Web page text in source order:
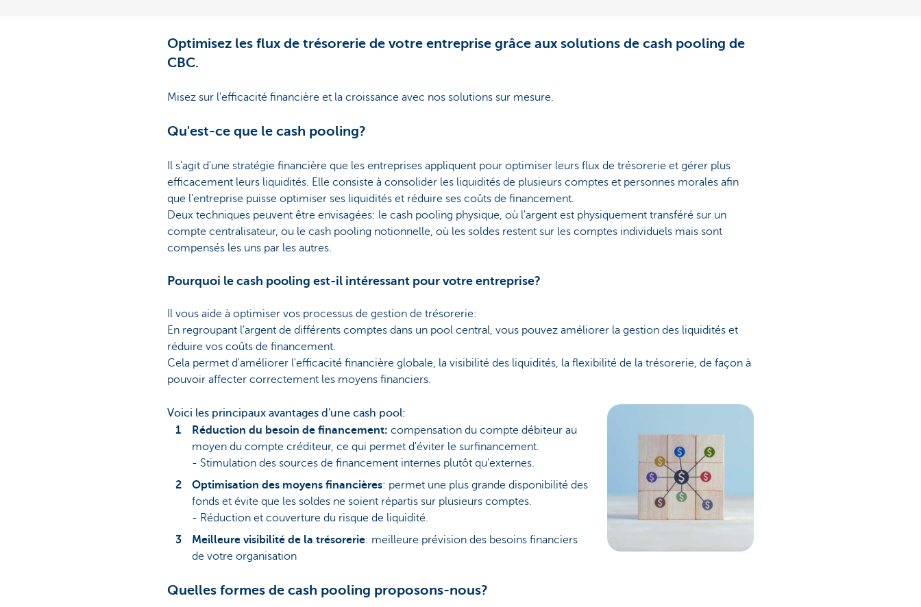
Optimisez les flux de trésorerie de votre entreprise grâce aux solutions de cash pooling de
CBC.
Misez sur l'efficacité financière et la croissance avec nos solutions sur mesure.
Qu'est-ce que le cash pooling?
Il s'agit d'une stratégie financière que les entreprises appliquent pour optimiser leurs flux de trésorerie et gérer plus
efficacement leurs liquidités. Elle consiste à consolider les liquidités de plusieurs comptes et personnes morales afin
que l'entreprise puisse optimiser ses liquidités et réduire ses coûts de financement.
Deux techniques peuvent être envisagées: le cash pooling physique, où l'argent est physiquement transféré sur un
compte centralisateur, ou le cash pooling notionnelle, où les soldes restent sur les comptes individuels mais sont
compensés les uns par les autres.
Pourquoi le cash pooling est-il intéressant pour votre entreprise?
Il vous aide à optimiser vos processus de gestion de trésorerie:
En regroupant l'argent de différents comptes dans un pool central, vous pouvez améliorer la gestion des liquidités et
réduire vos coûts de financement.
Cela permet d'améliorer l'efficacité financière globale, la visibilité des liquidités, la flexibilité de la trésorerie, de façon à
pouvoir affecter correctement les moyens financiers.
Voici les principaux avantages d'une cash pool:
Réduction du besoin de financement: compensation du compte débiteur au
moyen du compte créditeur, ce qui permet d'éviter le surfinancement.
- Stimulation des sources de financement internes plutôt qu'externes.
Optimisation des moyens financières: permet une plus grande disponibilité des
fonds et évite que les soldes ne soient répartis sur plusieurs comptes.
- Réduction et couverture du risque de liquidité.
Meilleure visibilité de la trésorerie: meilleure prévision des besoins financiers
de votre organisation
Quelles formes de cash pooling proposons-nous?